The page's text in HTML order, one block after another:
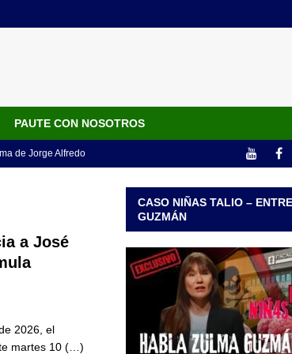
PAUTE CON NOSOTROS
de Jorge Alfredo
el asesinato
de porque se
Angie Rodríguez
a José
2026, el
martes 10 (…)
CASO NIÑAS TALIO –
GUZMÁN